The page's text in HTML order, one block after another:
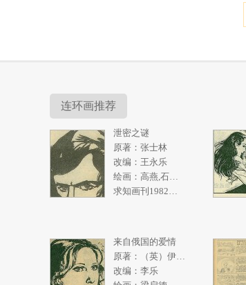
连环画推荐
泄密之谜
原著：张士林
改编：王永乐
来自俄国的爱情
改编：李乐